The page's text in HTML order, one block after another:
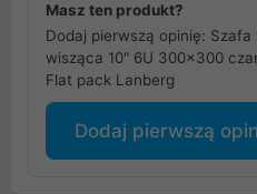
Masz ten produkt?
Dodaj pierwszą opinię:
wisząca 10" 6U 300x300
Flat pack Lanberg
Dodaj pierwszą